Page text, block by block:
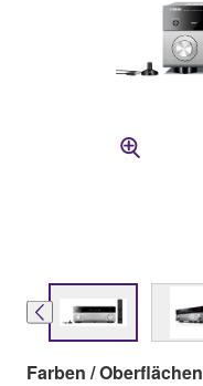
Farben / Oberflächen